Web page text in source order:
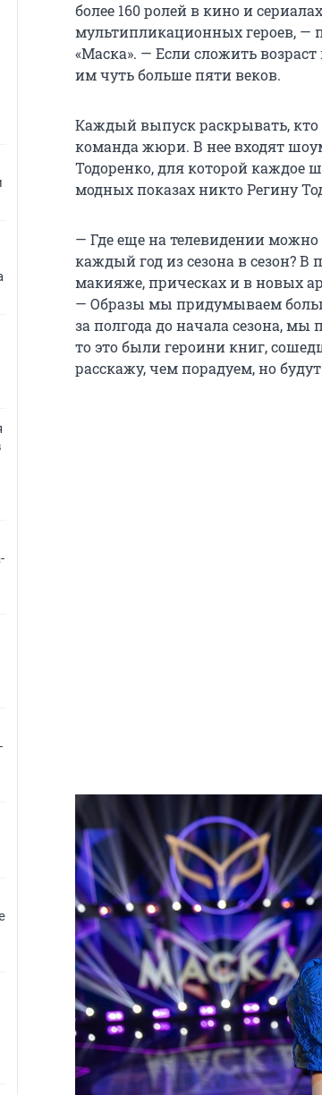
более 160 ролей в кино и
мультипликационных героев, —
«Маска». — Если сложить
им чуть больше пяти веков.
Каждый выпуск раскрывать, кто
команда жюри. В нее входят
Тодоренко, для которой каждое
модных показах никто Регину
— Где еще на телевидении
каждый год из сезона в сезон?
макияже, прическах и в новых
— Образы мы придумываем
за полгода до начала сезона,
то это были героини книг,
расскажу, чем порадуем, но